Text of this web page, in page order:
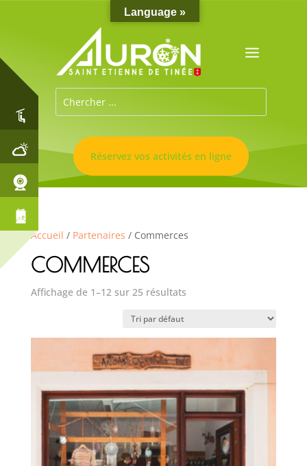
Réservez vos activités en ligne
Accueil / Partenaires / Commerces
COMMERCES
Affichage de 1–12 sur 25 résultats
Language »